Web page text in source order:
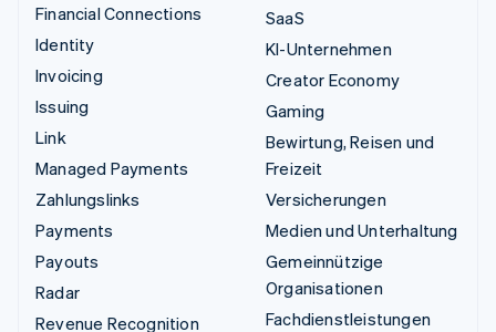
Financial Connections
Identity
Invoicing
Issuing
Link
Managed Payments
Zahlungslinks
Payments
Payouts
Radar
Revenue Recognition
SaaS
KI-Unternehmen
Creator Economy
Gaming
Bewirtung, Reisen und
Freizeit
Versicherungen
Medien und Unterhaltung
Gemeinnützige
Organisationen
Fachdienstleistungen